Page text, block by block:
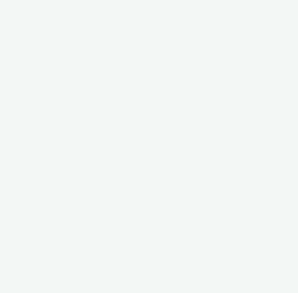
ein neues digitales Angebot vor.
eigenen Versorgungsbedarfe zu
Die Wissenschaftler*innen der
stärkt